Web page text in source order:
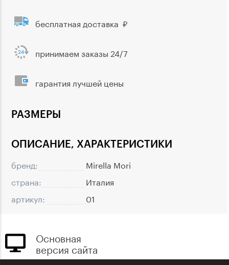
ОПИСАНИЕ, ХАРАКТЕРИСТИКИ
бренд:
Mirella Mori
страна:
Италия
артикул:
01
РАЗМЕРЫ
бесплатная доставка
принимаем заказы 24/7
гарантия лучшей цены
Основная
версия сайта